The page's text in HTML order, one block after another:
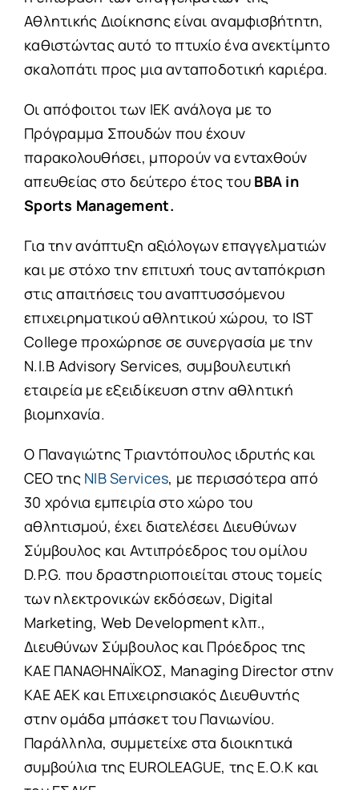
Αθλητικής Διοίκησης είναι αναμφισβήτητη,
καθιστώντας αυτό το πτυχίο ένα ανεκτίμητο
σκαλοπάτι προς μια ανταποδοτική καριέρα.
Οι απόφοιτοι των ΙΕΚ ανάλογα με το
Πρόγραμμα Σπουδών που έχουν
παρακολουθήσει, μπορούν να ενταχθούν
απευθείας στο δεύτερο έτος του BBA in
Sports Management.
Για την ανάπτυξη αξιόλογων επαγγελματιών
και με στόχο την επιτυχή τους ανταπόκριση
στις απαιτήσεις του αναπτυσσόμενου
επιχειρηματικού αθλητικού χώρου, το IST
College προχώρησε σε συνεργασία με την
N.I.B Advisory Services, συμβουλευτική
εταιρεία με εξειδίκευση στην αθλητική
βιομηχανία.
Ο Παναγιώτης Τριαντόπουλος ιδρυτής και
CEO της NIB Services, με περισσότερα από
30 χρόνια εμπειρία στο χώρο του
αθλητισμού, έχει διατελέσει Διευθύνων
Σύμβουλος και Αντιπρόεδρος του ομίλου
D.P.G. που δραστηριοποιείται στους τομείς
των ηλεκτρονικών εκδόσεων, Digital
Marketing, Web Development κλπ.,
Διευθύνων Σύμβουλος και Πρόεδρος της
ΚΑΕ ΠΑΝΑΘΗΝΑΪΚΟΣ, Managing Director στην
ΚΑΕ ΑΕΚ και Επιχειρησιακός Διευθυντής
στην ομάδα μπάσκετ του Πανιωνίου.
Παράλληλα, συμμετείχε στα διοικητικά
συμβούλια της EUROLEAGUE, της Ε.Ο.Κ και